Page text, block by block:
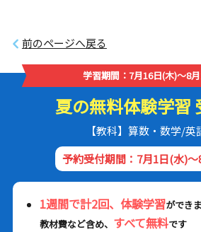
前のページへ戻る
学習期間：7月16日(木)～8
夏の無料体験学習
【教科】算数・数学/
予約受付期間：7月1日(水)
1週間で計2回、体験学習ができ
教材費など含め、 すべて無料です